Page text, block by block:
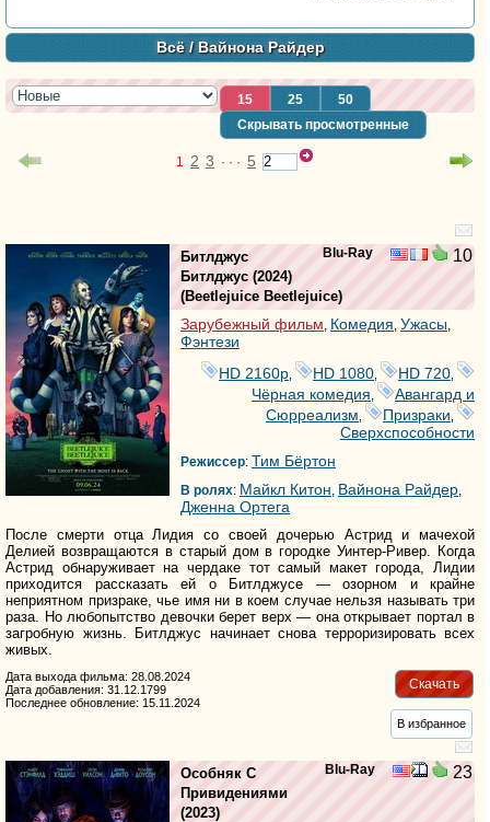
Всё/ Вайнона Райдер
15 25
50
Скрывать просмотренные
1 2 3 · · · 5
Blu-Ray 10
Битлджус
Битлджуc (2024)
(Beetlejuice Beetlejuice)
Зарубежный фильм, Комедия, Ужасы,
Фэнтези
HD 2160р
HD 1080 HD 720
Чёрная комедия
Авангард и
Сюрреализм
Призраки
Сверхспособности
Режиссер: Тим Бёртон
В ролях: Майкл Китон, Вайнона Райдер,
Дженна Ортега
После смерти отца Лидия со своей дочерью Астрид и мачехой
Делией возвращаются в старый дом в городке Уинтер-Ривер. Когда
Астрид обнаруживает на чердаке тот самый макет города, Лидии
приходится рассказать ей о Битлджусе — озорном и крайне
неприятном призраке, чье имя ни в коем случае нельзя называть три
раза. Но любопытство девочки берет верх — она открывает портал в
загробную жизнь. Битлджус начинает снова терроризировать всех
живых.
Скачать
Дата выхода фильма: 28.08.2024
Дата добавления: 31.12.1799
Последнее обновление: 15.11.2024
В избранное
Blu-Ray 23
Особняк С
Привидениями
(2023)